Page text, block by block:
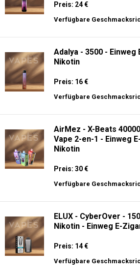
Preis: 24 €
Verfügbare
Adalya - 3500 -
Nikotin
Preis: 16 €
Verfügbare
AirMez - X-Beats
Vape 2-en-1 - Einweg
Nikotin
Preis: 30 €
Verfügbare
ELUX - CyberOver -
Nikotin - Einweg E-
Preis: 14 €
Verfügbare